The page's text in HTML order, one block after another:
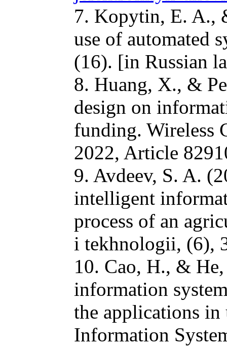
7. Kopytin, E. A.,
use of automated
(16). [in Russian
8. Huang, X., &
design on
funding. Wireless
2022, Article
9. Avdeev, S. A.
intelligent
process of an
i tekhnologii, (6),
10. Cao, H., &
information
the applications
Information